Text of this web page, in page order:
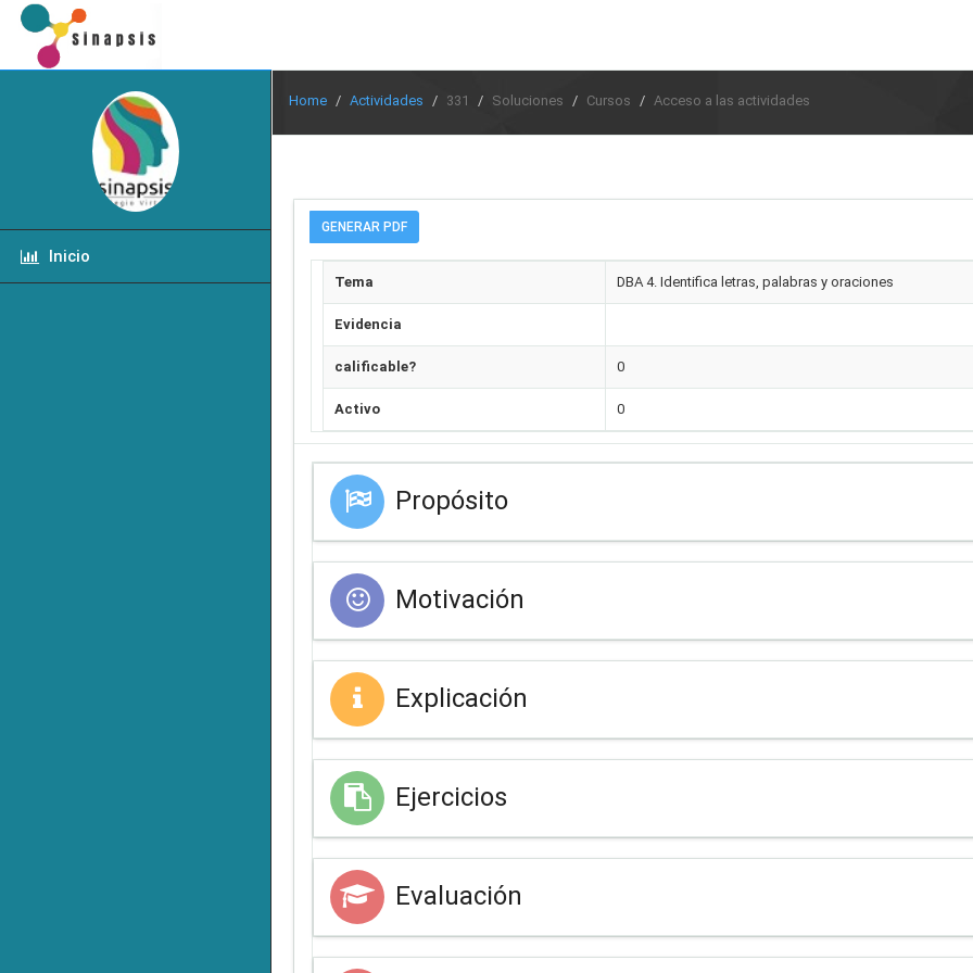
Inicio
Home Actividades 331 Soluciones Cursos Acceso a las actividades
GENERAR PDF
Tema DBA 4. Identifica letras, palabras y oraciones
Evidencia
calificable? 0
Activo 0
Propósito
Motivación
Explicación
Ejercicios
Evaluación